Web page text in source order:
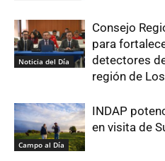
Noticia del Día
Consejo
para
detectores
región de
Campo al Día
INDAP
en visita de